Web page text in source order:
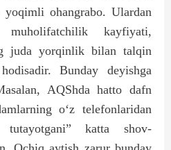
ohangrabo. Ulardan
muholifatchilik kayfiyati,
juda yorqinlik bilan talqin
Bunday deyishga
AQShda hatto dafn
o‘z telefonlaridan
tutayotgani” katta shov-